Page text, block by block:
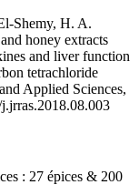
Shemy, H. A.
honey extracts
and liver function
tetrachloride
Applied Sciences,
: 27 épices & 200